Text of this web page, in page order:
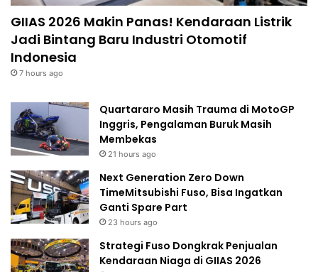
GIIAS 2026 Makin Panas! Kendaraan Listrik
Jadi Bintang Baru Industri Otomotif
Indonesia
7 hours ago
Quartararo Masih Trauma di MotoGP
Inggris, Pengalaman Buruk Masih
Membekas
21 hours ago
Next Generation Zero Down
TimeMitsubishi Fuso, Bisa Ingatkan
Ganti Spare Part
23 hours ago
Strategi Fuso Dongkrak Penjualan
Kendaraan Niaga di GIIAS 2026